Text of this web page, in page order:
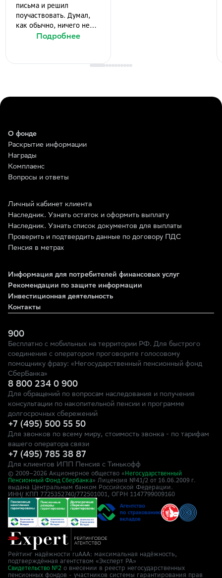
письма и решил
поучаствовать. Думал,
как обычно, ничего не
выиграю. Когда
объявлены, мое имя
возможно, и вам
повезет!
Подробнее
О фонде
Раскрытие информации
Награды
Комплаенс
Вопросы и ответы
Личный кабинет клиента
Наследник. Узнать остаток и оформить выплату
Наследник. Узнать список документов для выплаты
Проверить и подтвердить данные по договору ПДС
Пенсия в метрах
Информация для потребителей финансовых услуг
Рекомендации по защите информации
Инвестиционная деятельность
Контакты
900
Бесплатно с мобильных на территории РФ. Для быстрого
соединения с оператором проговорите голосовому
помощнику фразу: «Негосударственный пенсионный фонд
СберБанка»
8 800 234 0 900
Для обращений по вопросам наследования и получения
консультации по накопительной пенсии и программе
долгосрочных сбережений
+7 (495) 500 55 50
Для звонков по всему миру, стоимость звонка - по тарифам
вашего оператора связи
+7 (495) 785 38 87
Для клиентов ИПП Пенсия с Тинькофф
© 2009–2026 Акционерное общество « Негосударственный
Пенсионный Фонд Сбербанка» Лицензия №41/2 от 16.06.2009 г.
выдана Центральным банком Российской Федерации.
ИНН/ КПП 7725352740/772501001, ОГРН 1147799009160
Рейтинг надёжности ruAAA: максимальная надёжность,
подтверждённая агентством «Эксперт РА»
Свидетельство №2 о внесении в реестр негосударственных
пенсионных фондов - участников системы гарантирования прав